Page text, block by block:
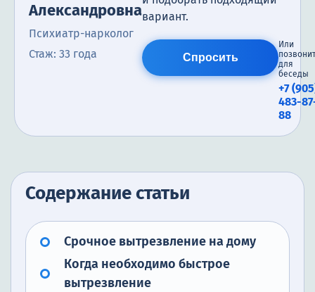
Александровна
Психиатр-нарколог
Стаж: 33 года
вариант.
Спросить
Или
для
беседы
+7
483-
88
Содержание статьи
Срочное вытрезвление на дому
Когда необходимо быстрое
вытрезвление